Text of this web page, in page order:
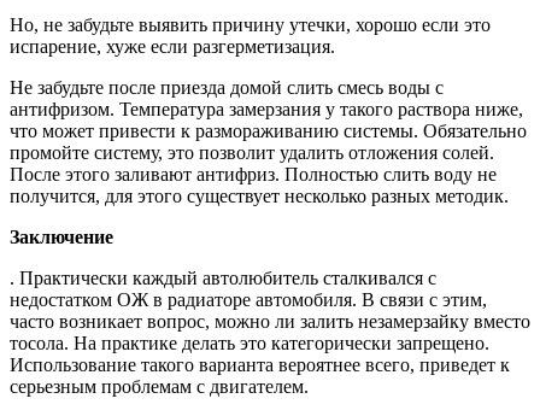
Но, не забудьте выявить причину утечки, хорошо если это
испарение, хуже если разгерметизация.
Не забудьте после приезда домой слить смесь воды с
антифризом. Температура замерзания у такого раствора ниже,
что может привести к размораживанию системы. Обязательно
промойте систему, это позволит удалить отложения солей.
После этого заливают антифриз. Полностью слить воду не
получится, для этого существует несколько разных методик.
Заключение
. Практически каждый автолюбитель сталкивался с
недостатком ОЖ в радиаторе автомобиля. В связи с этим,
часто возникает вопрос, можно ли залить незамерзайку вместо
тосола. На практике делать это категорически запрещено.
Использование такого варианта вероятнее всего, приведет к
серьезным проблемам с двигателем.